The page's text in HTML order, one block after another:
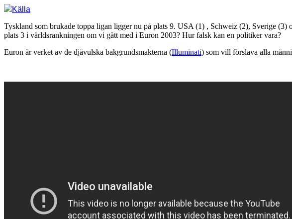
Källa
Tyskland som brukade toppa ligan ligger nu på plats 9. USA (1) , Schweiz (2), Sverige (3)
plats 3 i världsrankningen om vi gått med i Euron 2003? Hur falsk kan en politiker vara?
Euron är verket av de djävulska bakgrundsmakterna (Illuminati) som vill förslava alla